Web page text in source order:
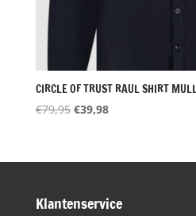
CIRCLE OF TRUST RAUL SHIRT
€79,95 Oorspronkelijke
€79,95.
€39,98Huidige
€39,98.
Klantenservice